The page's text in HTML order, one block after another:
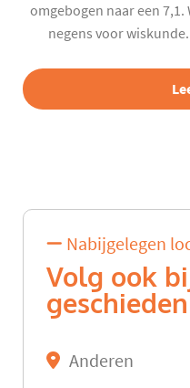
omgebogen naar een
negens voor
Nabijgelegen
Volg ook
Anderen